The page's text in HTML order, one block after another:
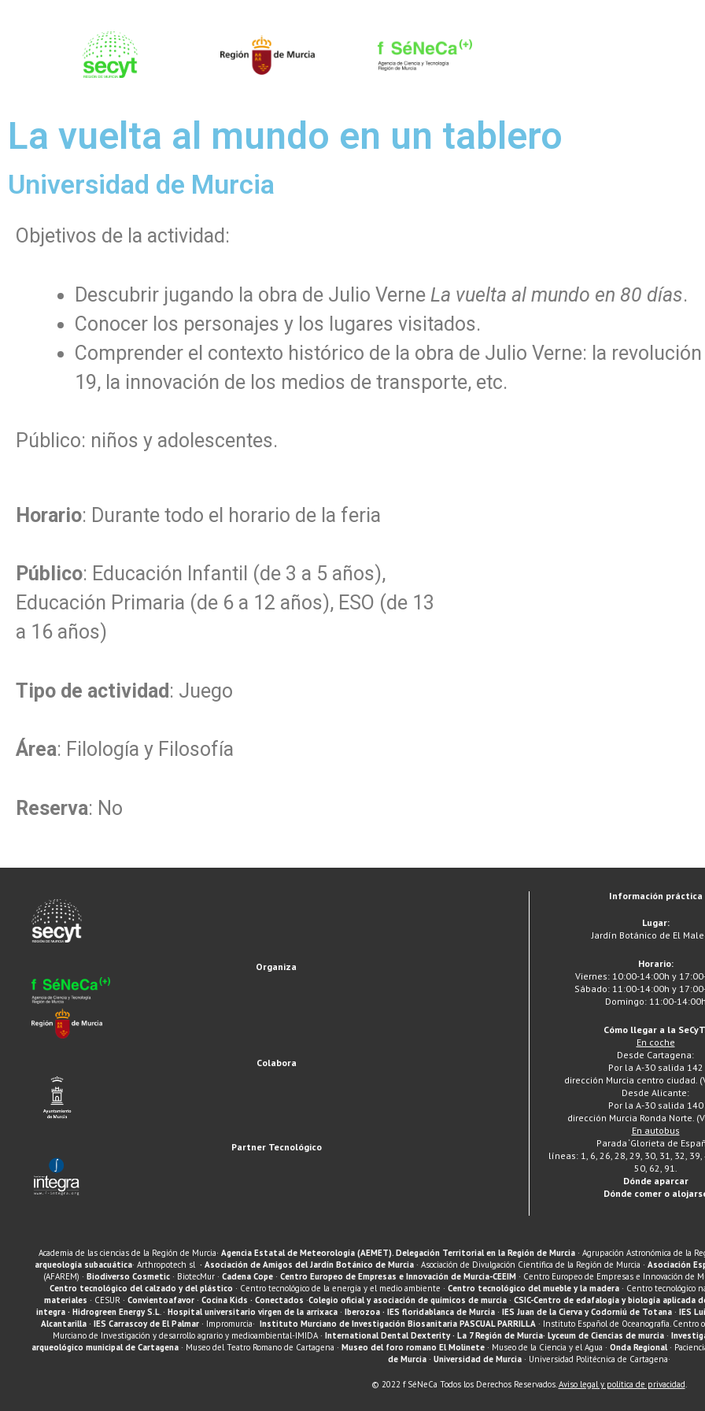
La vuelta al mundo en un tablero
Universidad de Murcia
Objetivos de la actividad:
Descubrir jugando la obra de Julio Verne La vuelta al mundo en 80 días.
Conocer los personajes y los lugares visitados.
Comprender el contexto histórico de la obra de Julio Verne: la
19, la innovación de los medios de transporte, etc.
Público: niños y adolescentes.
Horario: Durante todo el horario de la feria
Público: Educación Infantil (de 3 a 5 años),
Educación Primaria (de 6 a 12 años), ESO (de 13
a 16 años)
Tipo de actividad : Juego
Área: Filología y Filosofía
Reserva: No
Organiza
Colabora
Partner Tecnológico
Información práctica
Lugar:
Jardín Botánico de El
Horario:
Viernes: 10:00-14:00h y
Sábado: 11:00-14:00h y
Domingo: 11:00-14:00h
Cómo llegar a la
En coche
Desde Cartagena:
Por la A-30 salida 142
dirección Murcia centro ciudad.
Desde Alicante:
Por la A-30 salida 140
dirección Murcia Ronda Norte.
En autobus
Parada ‘Glorieta de
líneas: 1, 6, 26, 28, 29, 30, 31, 32, 39,
50, 62, 91.
Dónde aparcar
Dónde comer o
Academia de las ciencias de la Región de Murcia· Agencia Estatal de Meteorología (AEMET). Delegación Territorial en la Región de Murcia· Agrupación Astronómica de la
arqueología subacuática· Arthropotech sl · Asociación de Amigos del Jardín Botánico de Murcia · Asociación de Divulgación Científica de la Región de Murcia · Asociación
(AFAREM) · Biodiverso Cosmetic · BiotecMur · Cadena Cope · Centro Europeo de Empresas e Innovación de Murcia-CEEIM · Centro Europeo de Empresas e Innovación de
Centro tecnológico del calzado y del plástico · Centro tecnológico de la energía y el medio ambiente · Centro tecnológico del mueble y la madera · Centro tecnológico
materiales · CESUR · Convientoafavor· Cocina Kids · Conectados ·Colegio oficial y asociación de químicos de murcia· CSIC-Centro de edafalogía y biología aplicada
integra· Hidrogreen Energy S.L. · Hospital universitario virgen de la arrixaca· Iberozoa · IES floridablanca de Murcia· IES Juan de la Cierva y Codorniú de Totana· IES
Alcantarilla· IES Carrascoy de El Palmar· Impromurcia· Instituto Murciano de Investigación Biosanitaria PASCUAL PARRILLA· Instituto Español de Oceanografía. Centro
Murciano de Investigación y desarrollo agrario y medioambiental-IMIDA · International Dental Dexterity · La 7 Región de Murcia· Lyceum de Ciencias de murcia·
arqueológico municipal de Cartagena · Museo del Teatro Romano de Cartagena · Museo del foro romano El Molinete · Museo de la Ciencia y el Agua · Onda Regional·
de Murcia· Universidad de Murcia· Universidad Politécnica de Cartagena·
© 2022 f SéNeCa Todos los Derechos Reservados. Aviso legal y política de privacidad